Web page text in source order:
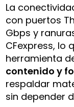
La
con puertos
Gbps y
CFexpress, lo
herramienta
contenido y
respaldar
sin depender